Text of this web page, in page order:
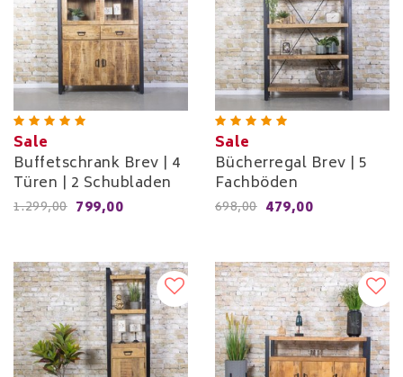
Sale
Buffetschrank Brev | 4
Türen | 2 Schubladen
1.299,00 799,00
Sale
Bücherregal Brev | 5
Fachböden
698,00 479,00